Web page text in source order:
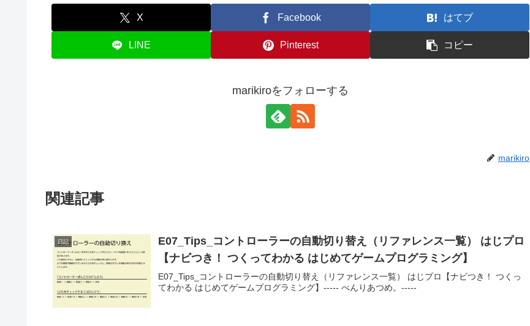
X Facebook はてブ
LINE Pinterest コピー
marikiroをフォローする
marikiro
関連記事
日記
E07_Tips_コントローラーの自動切り替え（リファレンス一覧） はじプロ
【ナビつき！ つくってわかる はじめてゲームプログラミング】
E07_Tips_コントローラーの自動切り替え（リファレンス一覧） はじプロ【ナビつき！ つくっ
てわかる はじめてゲームプログラミング】----- べんりあつめ。-----